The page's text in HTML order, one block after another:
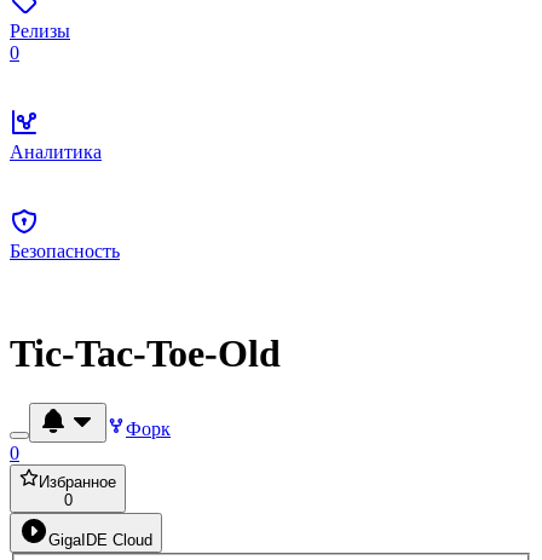
Релизы
0
Аналитика
Безопасность
Tic-Tac-Toe-Old
Форк
0
Избранное
0
GigaIDE Cloud